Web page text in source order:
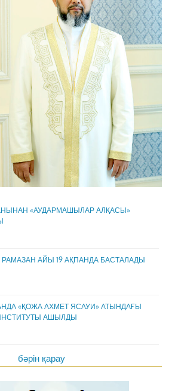
«АУДАРМАШЫЛАР АЛҚАСЫ»
АЙЫ 19 АҚПАНДА БАСТАЛАДЫ
«ҚОЖА АХМЕТ ЯСАУИ» АТЫНДАҒЫ
АШЫЛДЫ
бәрін қарау